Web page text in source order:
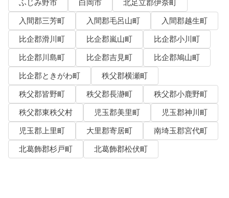
ふじみ野市
白岡市
北足立郡伊奈町
入間郡三芳町
入間郡毛呂山町
入間郡越生町
比企郡滑川町
比企郡嵐山町
比企郡小川町
比企郡川島町
比企郡吉見町
比企郡鳩山町
比企郡ときがわ町
秩父郡横瀬町
秩父郡皆野町
秩父郡長瀞町
秩父郡小鹿野町
秩父郡東秩父村
児玉郡美里町
児玉郡神川町
児玉郡上里町
大里郡寄居町
南埼玉郡宮代町
北葛飾郡杉戸町
北葛飾郡松伏町